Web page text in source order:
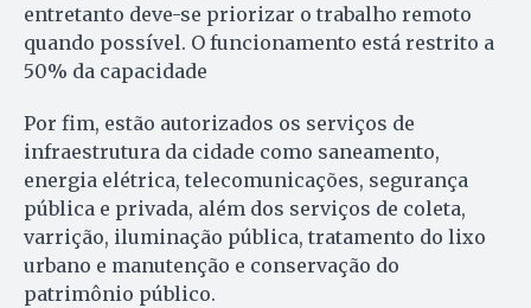
entretanto deve-se priorizar o trabalho remoto
quando possível. O funcionamento está restrito a
50% da capacidade
Por fim, estão autorizados os serviços de
infraestrutura da cidade como saneamento,
energia elétrica, telecomunicações, segurança
pública e privada, além dos serviços de coleta,
varrição, iluminação pública, tratamento do lixo
urbano e manutenção e conservação do
patrimônio público.